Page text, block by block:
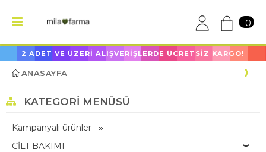
0
2 ADET VE ÜZERİ ALIŞVERİŞLERDE ÜCRETSİZ KARGO!
ANASAYFA
KATEGORI MENÜSÜ
Kampanyalı ürünler
CİLT BAKIMI